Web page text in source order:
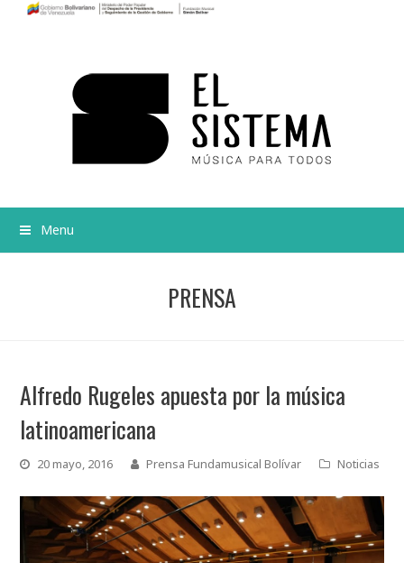
Menu
PRENSA
Alfredo Rugeles apuesta por la música
latinoamericana
20 mayo, 2016 Prensa Fundamusical Bolívar Noticias